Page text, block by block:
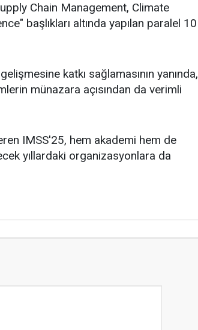
Chain Management, Climate
başlıkları altında yapılan paralel 10
katkı sağlamasının yanında,
münazara açısından da verimli
IMSS'25, hem akademi hem de
yıllardaki organizasyonlara da